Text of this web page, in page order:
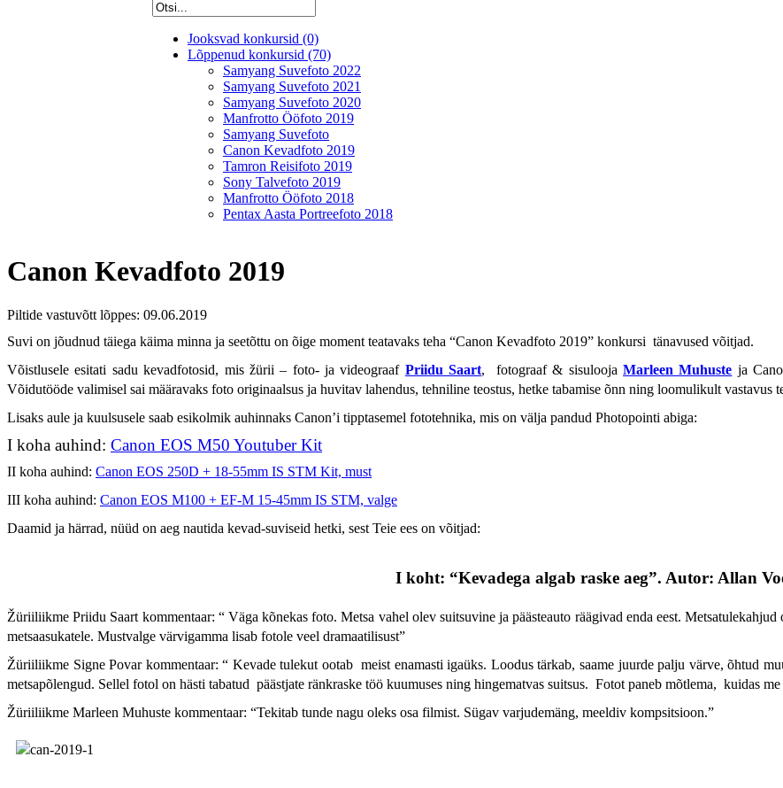
Jooksvad konkursid (0)
Lõppenud konkursid (70)
Samyang Suvefoto 2022
Samyang Suvefoto 2021
Samyang Suvefoto 2020
Manfrotto Ööfoto 2019
Samyang Suvefoto
Canon Kevadfoto 2019
Tamron Reisifoto 2019
Sony Talvefoto 2019
Manfrotto Ööfoto 2018
Pentax Aasta Portreefoto 2018
Canon Kevadfoto 2019
Piltide vastuvõtt lõppes: 09.06.2019
Suvi on jõudnud täiega käima minna ja seetõttu on õige moment teatavaks teha “Canon Kevadfoto 2019” konkursi tänavused võitjad.
Võistlusele esitati sadu kevadfotosid, mis žürii – foto- ja videograaf Priidu Saart, fotograaf & sisuloojaMarleen Muhuste ja
Võidutööde valimisel sai määravaks foto originaalsus ja huvitav lahendus, tehniline teostus, hetke tabamise õnn ning loomulikult vastavus
Lisaks aule ja kuulsusele saab esikolmik auhinnaks Canon’i tipptasemel fototehnika, mis on välja pandud Photopointi abiga:
I koha auhind: Canon EOS M50 Youtuber Kit
II koha auhind: Canon EOS 250D + 18-55mm IS STM Kit, must
III koha auhind: Canon EOS M100 + EF-M 15-45mm IS STM, valge
Daamid ja härrad, nüüd on aeg nautida kevad-suviseid hetki, sest Teie ees on võitjad:
I koht: “Kevadega algab raske aeg”. Autor: Allan
Žüriiliikme Priidu Saart kommentaar: “ Väga kõnekas foto. Metsa vahel olev suitsuvine ja päästeauto räägivad enda eest.
metsaasukatele. Mustvalge värvigamma lisab fotole veel dramaatilisust”
Žüriiliikme Signe Povar kommentaar: “ Kevade tulekut ootab meist enamasti igaüks. Loodus tärkab, saame juurde palju värve, õhtud
metsapõlengud. Sellel fotol on hästi tabatud päästjate ränkraske töö kuumuses ning hingematvas suitsus. Fotot paneb mõtlema, kuidas
Žüriiliikme Marleen Muhuste kommentaar: “Tekitab tunde nagu oleks osa filmist. Sügav varjudemäng, meeldiv kompsitsioon.”